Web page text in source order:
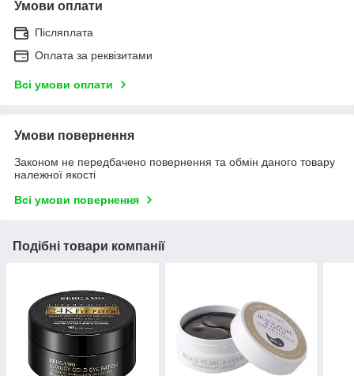
Умови оплати
Післяплата
Оплата за реквізитами
Всі умови оплати
Умови повернення
Законом не передбачено повернення та обмін даного товару
належної якості
Всі умови повернення
Подібні товари компанії